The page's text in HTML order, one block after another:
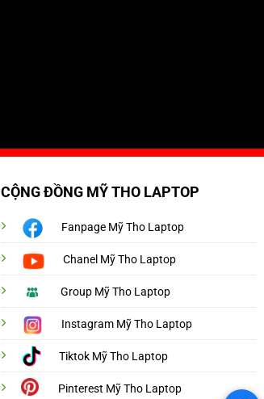
CỘNG ĐỒNG MỸ THO LAPTOP
Fanpage Mỹ Tho Laptop
Chanel Mỹ Tho Laptop
Group Mỹ Tho Laptop
Instagram Mỹ Tho Laptop
Tiktok Mỹ Tho Laptop
Pinterest Mỹ Tho Laptop